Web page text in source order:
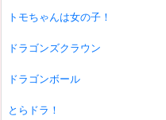
トモちゃんは女の子！
ドラゴンズクラウン
ドラゴンボール
とらドラ！